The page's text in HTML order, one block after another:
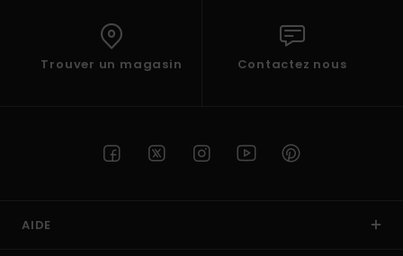
Trouver un magasin Contactez nous
AIDE